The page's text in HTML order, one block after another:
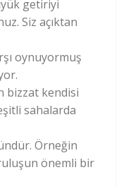
getiriyi
Siz açıktan
oynuyormuş
bizzat kendisi
sahalarda
Örneğin
önemli bir